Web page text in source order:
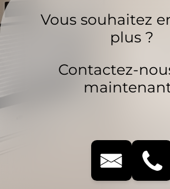
Vous souhaitez
plus ?
Contactez-